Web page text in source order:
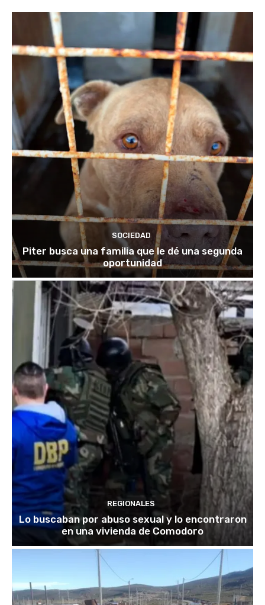
SOCIEDAD
Piter busca una familia que le dé una segunda
oportunidad
REGIONALES
Lo buscaban por abuso sexual y lo encontraron
en una vivienda de Comodoro